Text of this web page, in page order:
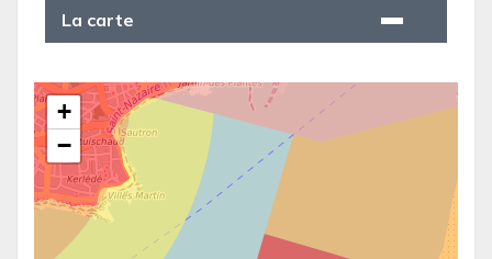
La carte